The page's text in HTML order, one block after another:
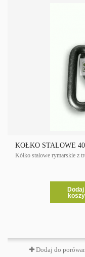
KÓŁKO STALOWE
Kółko stalowe rymarskie z
Dodaj do